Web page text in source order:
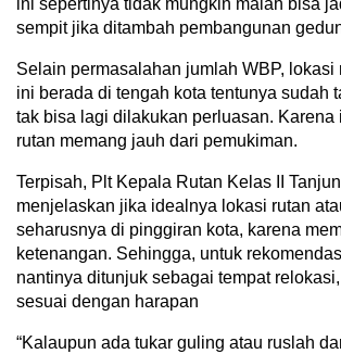
ini sepertinya tidak mungkin malah bisa
sempit jika ditambah pembangunan
Selain permasalahan jumlah WBP, lokasi
ini berada di tengah kota tentunya sudah
tak bisa lagi dilakukan perluasan. Karena
rutan memang jauh dari pemukiman.
Terpisah, Plt Kepala Rutan Kelas II
menjelaskan jika idealnya lokasi rutan
seharusnya di pinggiran kota, karena
ketenangan. Sehingga, untuk
nantinya ditunjuk sebagai tempat
sesuai dengan harapan
“Kalaupun ada tukar guling atau ruslah